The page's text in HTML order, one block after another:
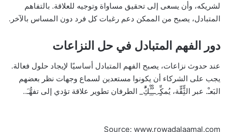
لشريكه، وأن يسعى إلى تحقيق مساواة وتوجيه للعلاقة. بالتفاهم
المتبادل، يصبح من الممكن دعم رغبات كل فرد دون المساس بالآخر.
دور الفهم المتبادل في حل النزاعات
عند حدوث نزاعات، يصبح الفهم المتبادل أساسيًا لإيجاد حلول فعالة.
يجب على الشركاء أن يكونوا مستعدين لسماع وجهات نظر بعضهم
البَعـْ. عبر الثٍَِّقٍَّة، يُمكِِِِّـ ِــُِْـُِْكَُِّ_ الطرفان تطوير علاقة تؤدي إلى تفهُّـَ..
Source: www.rowadalaamal.com